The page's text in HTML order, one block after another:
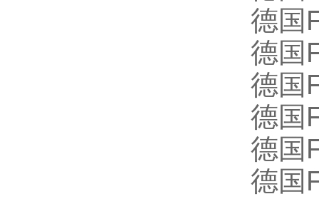
德国
德国
德国
德国
德国
德国